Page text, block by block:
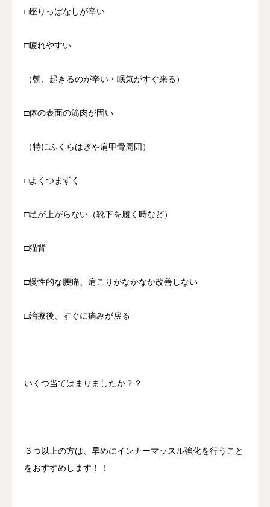
□座りっぱなしが辛い
□疲れやすい
（朝、起きるのが辛い・眠気がすぐ来る）
□体の表面の筋肉が固い
（特にふくらはぎや肩甲骨周囲）
□よくつまずく
□足が上がらない（靴下を履く時など）
□猫背
□慢性的な腰痛、肩こりがなかなか改善しない
□治療後、すぐに痛みが戻る
いくつ当てはまりましたか？？
３つ以上の方は、早めにインナーマッスル強化を行うこと
をおすすめします！！